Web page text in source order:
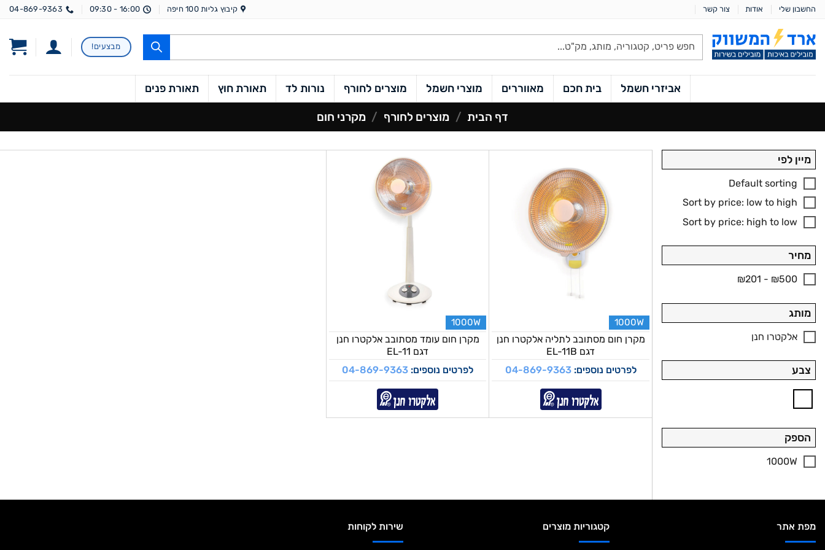
Skip
content
החשבון שלי אודות צור קשר קיבוץ גליות 100 חיפה 16:00 - 09:30
04-869-9363
Products
search
מבצעים!
אביזרי חשמל בית חכם מאווררים מוצרי חשמל מוצרים לחורף נורות לד תאורת חוץ תאורת פנים
דף הבית / מוצרים לחורף / מקרני חום
מיין לפי
Default sorting
Sort by price: low to high
Sort by price: high to low
מחיר
₪201 - ₪500
מותג
אלקטרו חנן
צבע
הספק
1000W
1000W
מקרן חום מסתובב לתליה אלקטרו חנן
דגם EL-11B
לפרטים נוספים:04-869-9363
1000W
מקרן חום עומד מסתובב אלקטרו חנן
דגם EL-11
לפרטים נוספים: 04-869-9363
מפת אתר קטגוריות מוצרים שירות לקוחות